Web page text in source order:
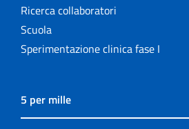
Ricerca collaboratori
Scuola
Sperimentazione clinica fase I
5 per mille